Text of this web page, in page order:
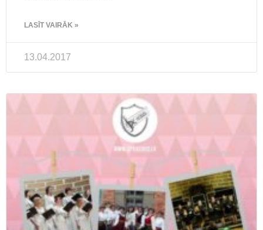
LASĪT VAIRĀK »
13.04.2017